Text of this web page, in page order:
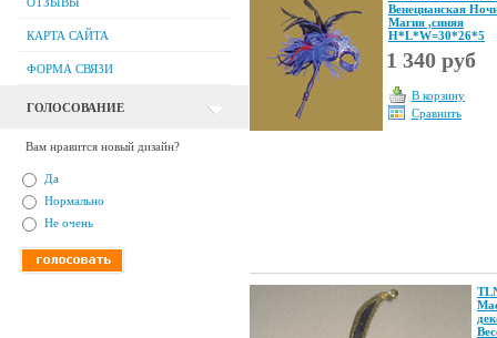
КАРТА САЙТА
ФОРМА СВЯЗИ
ГОЛОСОВАНИЕ
Вам нравится новый дизайн?
Да
Нормально
Не очень
Венецианская
Магия ,синяя
Н*L*W=30*26*5
1 340 руб
В корзину
Сравнить